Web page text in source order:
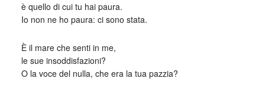
è quello di cui tu hai paura.
Io non ne ho paura: ci sono stata.
È il mare che senti in me,
le sue insoddisfazioni?
O la voce del nulla, che era la tua pazzia?